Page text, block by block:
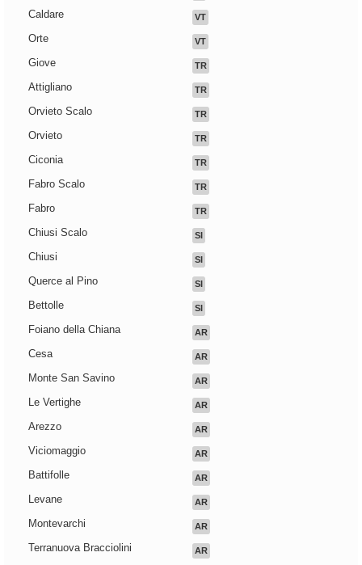
Caldare VT
Orte VT
Giove TR
Attigliano TR
Orvieto Scalo TR
Orvieto TR
Ciconia TR
Fabro Scalo TR
Fabro TR
Chiusi Scalo SI
Chiusi SI
Querce al Pino SI
Bettolle SI
Foiano della Chiana AR
Cesa AR
Monte San Savino AR
Le Vertighe AR
Arezzo AR
Viciomaggio AR
Battifolle AR
Levane AR
Montevarchi AR
Terranuova Bracciolini AR